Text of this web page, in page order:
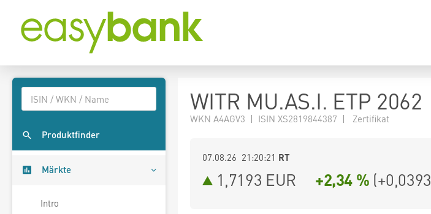
Produktfinder
Märkte
Intro
WITR MU.AS.I. ETP 2062
WKN A4AGV3 | ISIN XS2819844387 | Zertifikat
07.08.26 21:20:21 RT
1,7193 EUR +2,34 % (+0,0393